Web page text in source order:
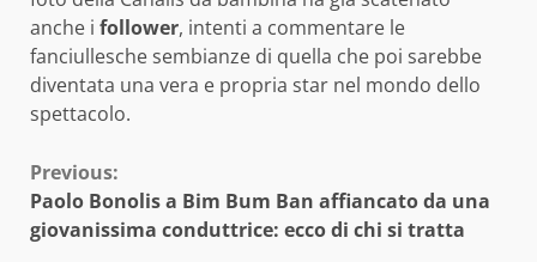
anche i follower, intenti a commentare le
fanciullesche sembianze di quella che poi sarebbe
diventata una vera e propria star nel mondo dello
spettacolo.
Continue
Reading
Previous:
Paolo Bonolis a Bim Bum Ban affiancato da una
giovanissima conduttrice: ecco di chi si tratta